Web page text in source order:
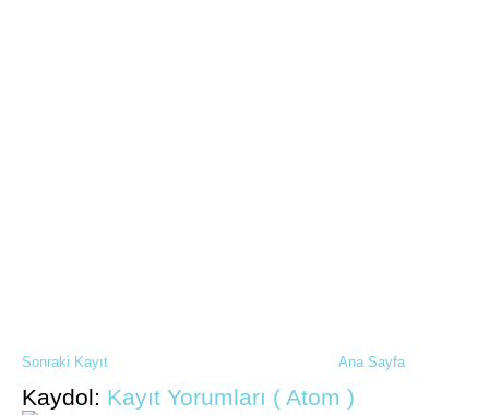
Sonraki Kayıt Ana Sayfa
Kaydol: Kayıt Yorumları ( Atom )